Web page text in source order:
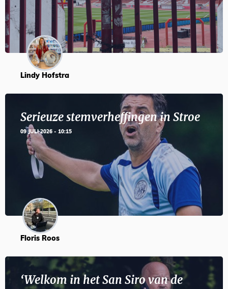
Lindy Hofstra
Serieuze stemverheffingen in Stroe
09 JULI 2026 - 10:15
Floris Roos
‘Welkom in het San Siro van de